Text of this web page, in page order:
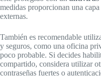
medidas proporcionan una
externas.
También es recomendable
y seguros, como una oficina
poco probable. Si decides
compartido, considera utilizar
contraseñas fuertes o